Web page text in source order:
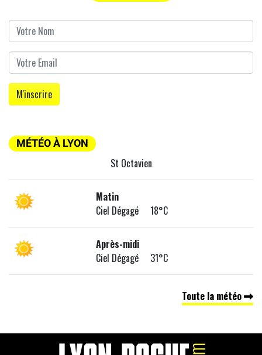
MÉTÉO À LYON
St Octavien
Matin
Ciel Dégagé 18°C
Après-midi
Ciel Dégagé 31°C
Toute la météo